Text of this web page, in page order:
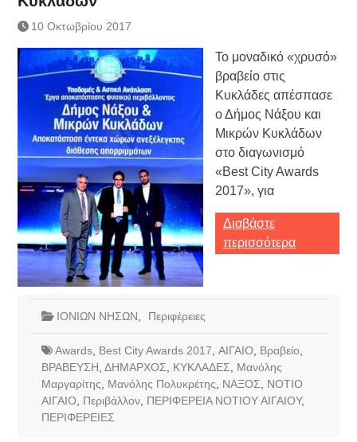
Συναλλάγματος &
Τραπεζογραμματίων 7-3-2019
Ημερήσιο Δελτίο Τιμών
Συναλλάγματος &
Τραπεζογραμματίων 4-3-2019
Κάθοδος αγροτών
Δικαιοσύνη
10 Οκτωβρίου 2017
Το μοναδικό «χρυσό»
βραβείο στις
Κυκλάδες απέσπασε
ο Δήμος Νάξου και
Μικρών Κυκλάδων
στο διαγωνισμό
«Best City Awards
2017», για
Διαβάστε
περισσότερα
ΙΟΝΙΩΝ ΝΗΣΩΝ Περιφέρειες
Awards, Best City Awards 2017 ΑΙΓΑΙΟ Βραβείο
ΒΡΑΒΕΥΣΗ ΔΗΜΑΡΧΟΣ ΚΥΚΛΑΔΕΣ
Μανόλης
Μαργαρίτης
Μανόλης Πολυκρέτης ΝΑΞΟΣ
ΝΟΤΙΟ
ΑΙΓΑΙΟ
Περιβάλλον, ΠΕΡΙΦΕΡΕΙΑ ΝΟΤΙΟΥ ΑΙΓΑΙΟΥ,
ΠΕΡΙΦΕΡΕΙΕΣ